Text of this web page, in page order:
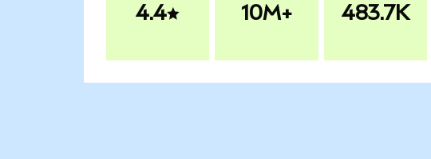
4.4 10M+ 483.7K